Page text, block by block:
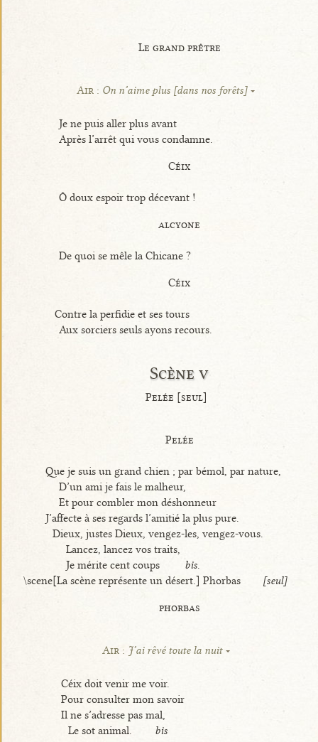
Le grand prêtre
Air : On n’aime plus [dans nos forêts]
Je ne puis aller plus avant
Après l’arrêt qui vous condamne.
Céix
Ô doux espoir trop décevant !
alcyone
De quoi se mêle la Chicane ?
Céix
Contre la perfidie et ses tours
Aux sorciers seuls ayons recours.
Scène v
Pelée [seul]
Pelée
Que je suis un grand chien ; par bémol, par nature,
D’un ami je fais le malheur,
Et pour combler mon déshonneur
J’affecte à ses regards l’amitié la plus pure.
Dieux, justes Dieux, vengez-les, vengez-vous.
Lancez, lancez vos traits,
Je mérite cent coups
bis.
\scene[La scène représente un désert.] Phorbas
[seul]
phorbas
Air : J’ai rêvé toute la nuit
Céix doit venir me voir.
Pour consulter mon savoir
Il ne s’adresse pas mal,
Le sot animal.
bis